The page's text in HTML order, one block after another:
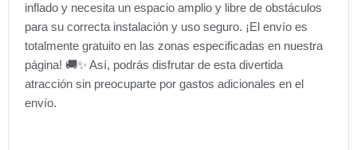
inflado y necesita un espacio amplio y libre de obstáculos
para su correcta instalación y uso seguro. ¡El envío es
totalmente gratuito en las zonas especificadas en nuestra
página! 🚚✨ Así, podrás disfrutar de esta divertida
atracción sin preocuparte por gastos adicionales en el
envío.